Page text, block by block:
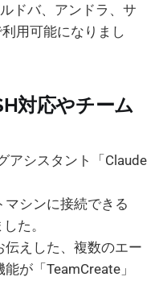
ドバ、アンドラ、サ
用可能になりまし
対応やチーム
アシスタント「Claude
シンに接続できる
た。
えした、複数のエー
が「TeamCreate」